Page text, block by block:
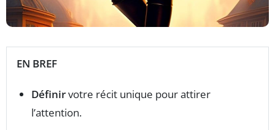
EN BREF
Définirvotre récit unique pour attirer
l’attention.